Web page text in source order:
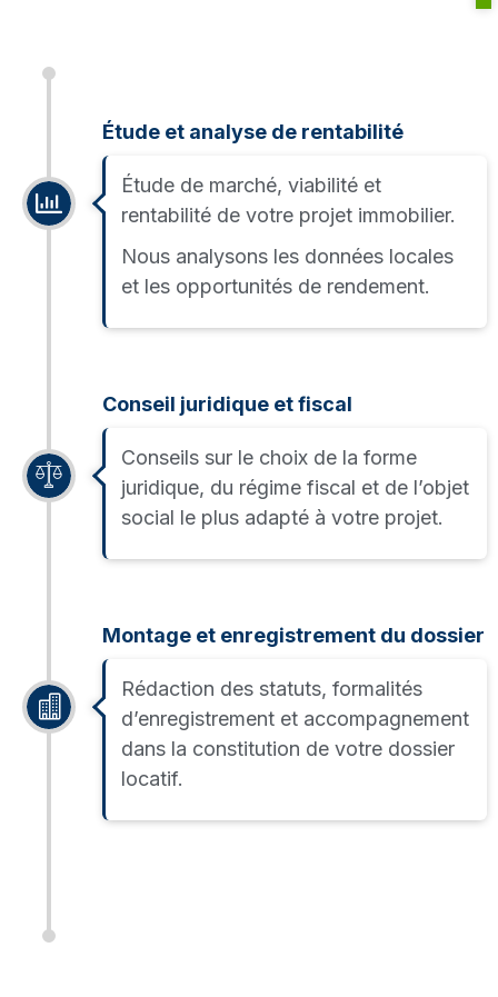
Étude et analyse de rentabilité
Étude de marché, viabilité et
rentabilité de votre projet immobilier.
Nous analysons les données locales
et les opportunités de rendement.
Conseil juridique et fiscal
Conseils sur le choix de la forme
juridique, du régime fiscal et de l’objet
social le plus adapté à votre projet.
Montage et enregistrement du dossier
Rédaction des statuts, formalités
d’enregistrement et accompagnement
dans la constitution de votre dossier
locatif.